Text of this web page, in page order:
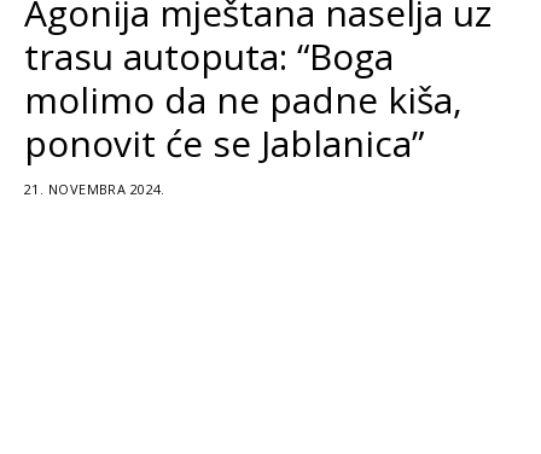
Agonija mještana naselja uz
trasu autoputa: “Boga
molimo da ne padne kiša,
ponovit će se Jablanica”
21. NOVEMBRA 2024.